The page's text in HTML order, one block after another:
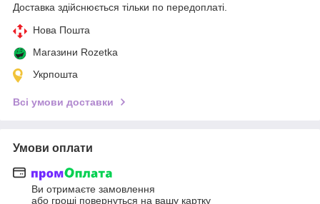
Доставка здійснюється тільки по передоплаті.
Нова Пошта
Магазини Rozetka
Укрпошта
Всі умови доставки
Умови оплати
Ви отримаєте замовлення
або гроші повернуться на вашу картку